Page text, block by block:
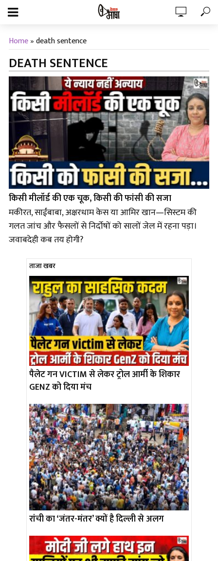
Home»death sentence
DEATH SENTENCE
किसी मीलॉर्ड की एक चूक, किसी की फांसी की सजा
मकीरत, साईंबाबा, अक्षरधाम केस या आमिर खान—सिस्टम की
गलत जांच और फैसलों से निर्दोषों को सालों जेल में रहना पड़ा।
जवाबदेही कब तय होगी?
ताजा खबर
पैलेट गन VICTIM से लेकर ट्रोल आर्मी के शिकार
GENZ को दिया मंच
रांची का ‘जंतर-मंतर’ क्यों है दिल्ली से अलग